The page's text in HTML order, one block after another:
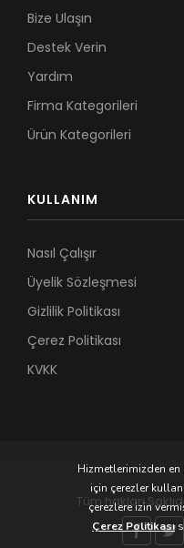
Bize Ulaşın
Destek Verin
Yardım
Firma Kategorileri
Ürün Kategorileri
KULLANIM
Nasıl Çalışır
Üyelik Sözleşmesi
Gizlilik Politikası
Çerez Politikası
KVKK
Tüm hakları
Hizmetlerimizden
için çerezler
çerezlere izin
Çerez Politikası